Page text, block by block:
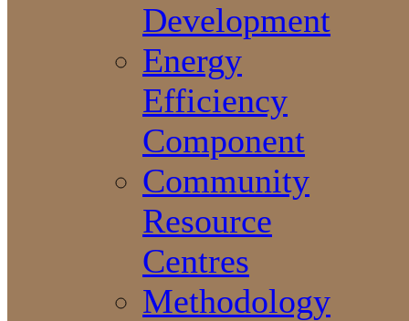
Development
Energy
Efficiency
Component
Community
Resource
Centres
Methodology